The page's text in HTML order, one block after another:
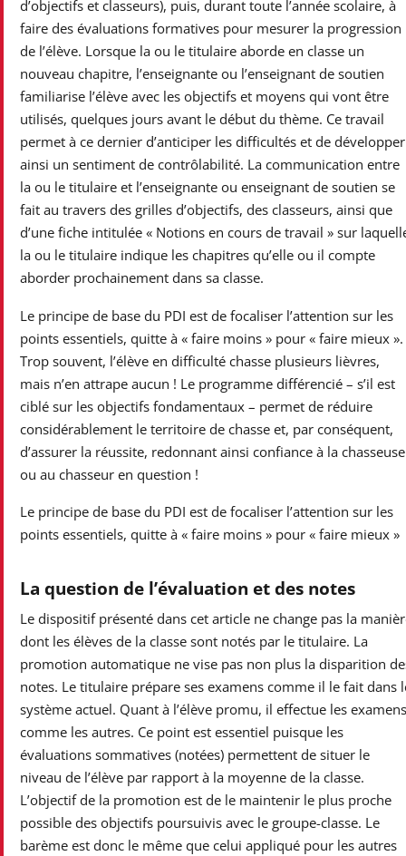
d’objectifs et classeurs), puis, durant toute l’année scolaire, à
faire des évaluations formatives pour mesurer la progression
de l’élève. Lorsque la ou le titulaire aborde en classe un
nouveau chapitre, l’enseignante ou l’enseignant de soutien
familiarise l’élève avec les objectifs et moyens qui vont être
utilisés, quelques jours avant le début du thème. Ce travail
permet à ce dernier d’anticiper les difficultés et de développer
ainsi un sentiment de contrôlabilité. La communication entre
la ou le titulaire et l’enseignante ou enseignant de soutien se
fait au travers des grilles d’objectifs, des classeurs, ainsi que
d’une fiche intitulée « Notions en cours de travail » sur
la ou le titulaire indique les chapitres qu’elle ou il compte
aborder prochainement dans sa classe.
Le principe de base du PDI est de focaliser l’attention sur les
points essentiels, quitte à « faire moins » pour « faire mieux ».
Trop souvent, l’élève en difficulté chasse plusieurs lièvres,
mais n’en attrape aucun ! Le programme différencié – s’il est
ciblé sur les objectifs fondamentaux – permet de réduire
considérablement le territoire de chasse et, par conséquent,
d’assurer la réussite, redonnant ainsi confiance à la chasseuse
ou au chasseur en question !
Le principe de base du PDI est de focaliser l’attention sur les
points essentiels, quitte à « faire moins » pour « faire mieux »
La question de l’évaluation et des notes
Le dispositif présenté dans cet article ne change pas la
dont les élèves de la classe sont notés par le titulaire. La
promotion automatique ne vise pas non plus la disparition
notes. Le titulaire prépare ses examens comme il le fait dans
système actuel. Quant à l’élève promu, il effectue les examens
comme les autres. Ce point est essentiel puisque les
évaluations sommatives (notées) permettent de situer le
niveau de l’élève par rapport à la moyenne de la classe.
L’objectif de la promotion est de le maintenir le plus proche
possible des objectifs poursuivis avec le groupe-classe. Le
barème est donc le même que celui appliqué pour les autres